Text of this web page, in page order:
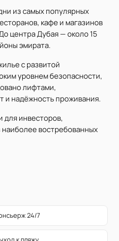
из самых популярных
кафе и магазинов
центра Дубая — около 15
эмирата.
с развитой
уровнем безопасности,
лифтами,
и надёжность проживания.
для инвесторов,
востребованных
24/7